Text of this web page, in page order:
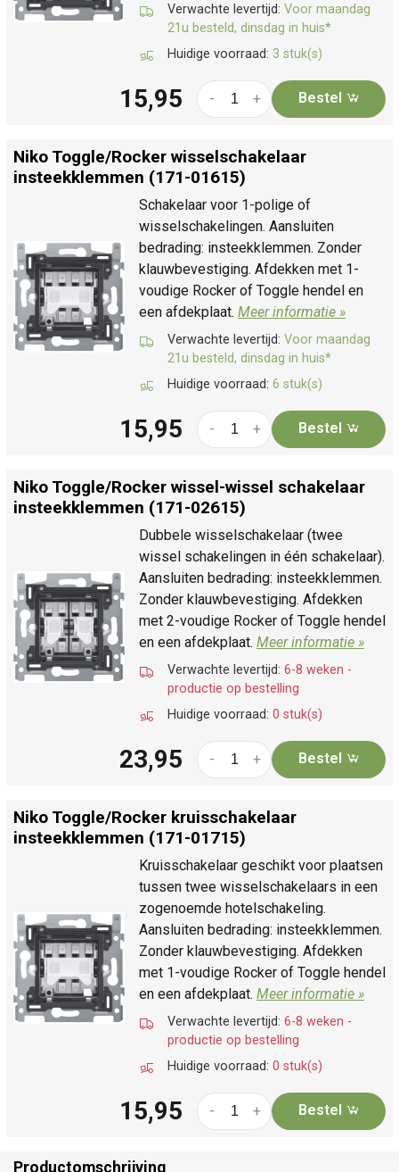
Verwachte levertijd: Voor maandag
21u besteld, dinsdag in huis*
Huidige voorraad: 3 stuk(s)
15,95 +
- Bestel
Niko Toggle/Rocker wisselschakelaar
insteekklemmen (171-01615)
Schakelaar voor 1-polige of
wisselschakelingen. Aansluiten
bedrading: insteekklemmen. Zonder
klauwbevestiging. Afdekken met 1-
voudige Rocker of Toggle hendel en
een afdekplaat. Meer informatie »
Verwachte levertijd: Voor maandag
21u besteld, dinsdag in huis*
Huidige voorraad: 6 stuk(s)
15,95 +
- Bestel
Niko Toggle/Rocker wissel-wissel schakelaar
insteekklemmen (171-02615)
Dubbele wisselschakelaar (twee
wissel schakelingen in één schakelaar).
Aansluiten bedrading: insteekklemmen.
Zonder klauwbevestiging. Afdekken
met 2-voudige Rocker of Toggle hendel
en een afdekplaat. Meer informatie »
Verwachte levertijd: 6-8 weken -
productie op bestelling
Huidige voorraad: 0 stuk(s)
23,95 +
- Bestel
Niko Toggle/Rocker kruisschakelaar
insteekklemmen (171-01715)
Kruisschakelaar geschikt voor plaatsen
tussen twee wisselschakelaars in een
zogenoemde hotelschakeling.
Aansluiten bedrading: insteekklemmen.
Zonder klauwbevestiging. Afdekken
met 1-voudige Rocker of Toggle hendel
en een afdekplaat. Meer informatie »
Verwachte levertijd: 6-8 weken -
productie op bestelling
Huidige voorraad: 0 stuk(s)
15,95 +
- Bestel
Productomschrijving